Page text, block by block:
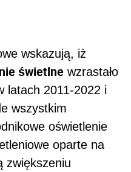
wskazują, iż
świetlne wzrastało
latach 2011-2022 i
wszystkim
oświetlenie
oparte na
zwiększeniu